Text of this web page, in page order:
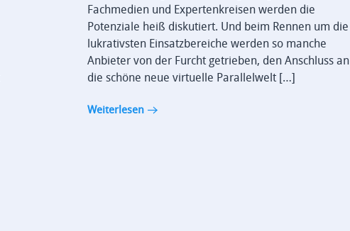
Fachmedien und Expertenkreisen werden die
Potenziale heiß diskutiert. Und beim Rennen um die
lukrativsten Einsatzbereiche werden so manche
Anbieter von der Furcht getrieben, den Anschluss an
die schöne neue virtuelle Parallelwelt […]
Weiterlesen